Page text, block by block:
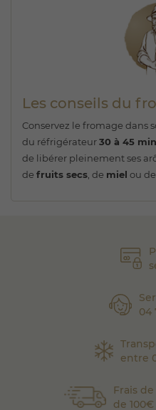
04
entre
Frais
de
Les conseils du
Conservez le fromage dans
du réfrigérateur30 à 45
de libérer pleinement ses
de fruits secs , de miel ou de